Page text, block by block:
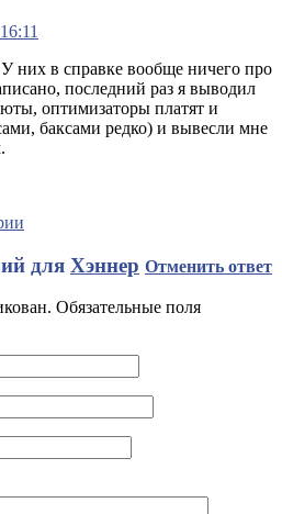
У них в справке вообще ничего про
последний раз я выводил
оптимизаторы платят и
баксами редко) и вывесли мне
для Хэннер Отменить ответ
Обязательные поля